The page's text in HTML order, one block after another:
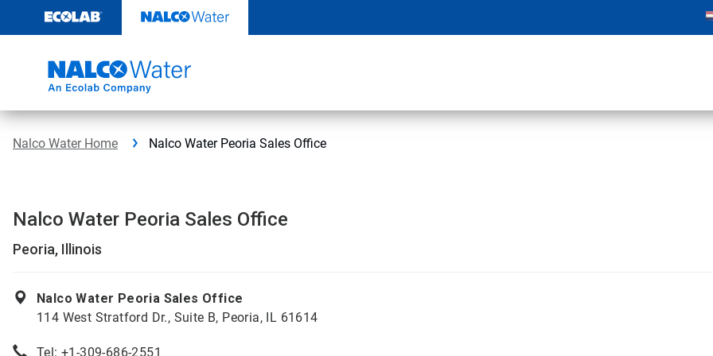
content
Nalco Water Home Nalco Water Peoria Sales Office
Nalco Water Peoria Sales Office
Peoria, Illinois
Nalco Water Peoria Sales Office
114 West Stratford Dr., Suite B, Peoria, IL 61614
Tel: +1-309-686-2551